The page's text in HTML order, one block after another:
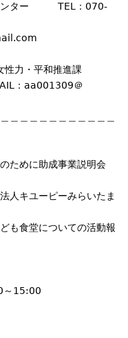
ンター TEL：070-
力・平和推進課
aa001309＠
ために助成事業説明会
人キユーピーみらいたま
も食堂についての活動報
～15:00